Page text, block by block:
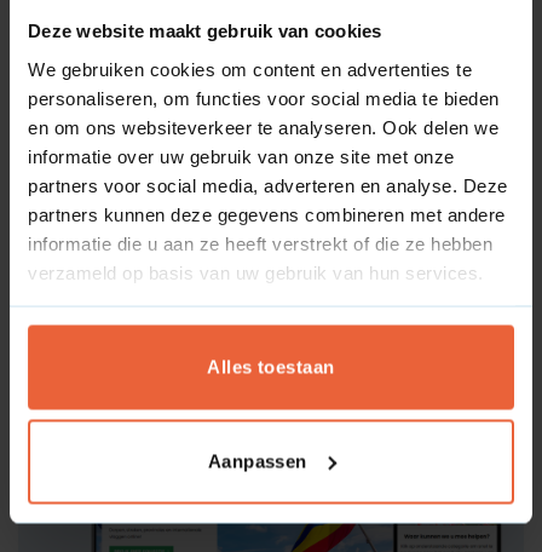
Deze website maakt gebruik van cookies
We gebruiken cookies om content en advertenties te
personaliseren, om functies voor social media te bieden
en om ons websiteverkeer te analyseren. Ook delen we
informatie over uw gebruik van onze site met onze
partners voor social media, adverteren en analyse. Deze
partners kunnen deze gegevens combineren met andere
informatie die u aan ze heeft verstrekt of die ze hebben
verzameld op basis van uw gebruik van hun services.
Alles toestaan
Aanpassen
nodige stappen gemaakt. Zo werd het menu op de schop
gegooid, de categoriepagina uitgebreid met filters en op de
product pagina een maathulp toegevoegd boven de in
winkelmand pagina. Ten slotte realiseerden we een mooie
functionaliteit om de up-sell van vlaggenstokken te
bevorderen.